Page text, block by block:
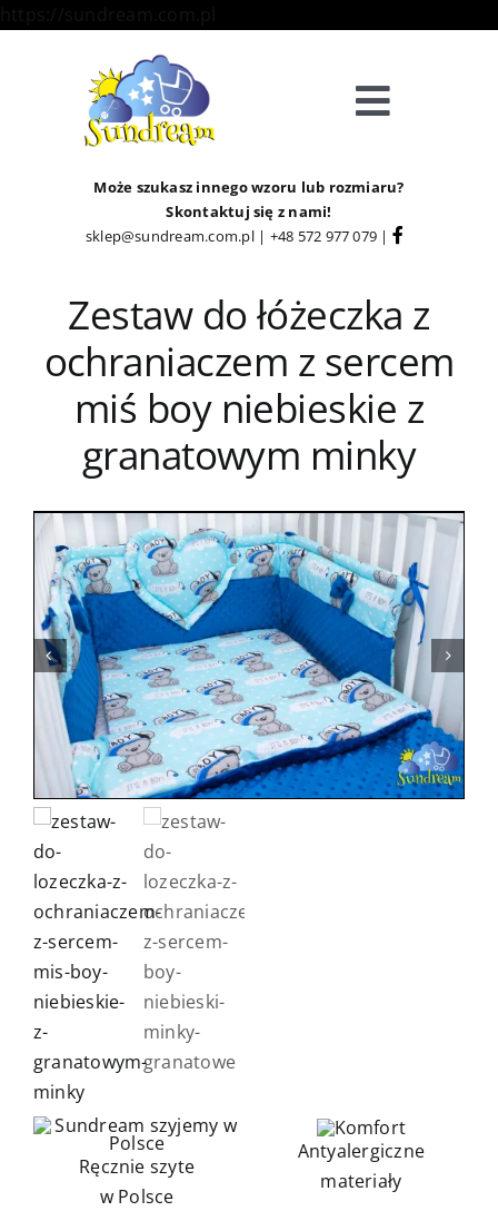
Toggle
Kategorie
Strefa Klienta
Informacje
Kontakt
Może szukasz innego wzoru lub rozmiaru?
Skontaktuj się z nami!
sklep@sundream.com.pl| +48 572 977 079 |
Zestaw do łóżeczka z
ochraniaczem z sercem
miś boy niebieskie z
granatowym minky
Ręcznie szyte
w Polsce
Antyalergiczne
materiały